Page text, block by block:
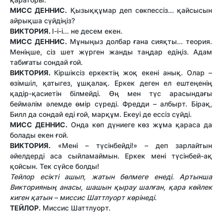
МИСС ДЕННИС. Қызыққұмар деп сөкпессіз... қайсысын
айрықша сүйдіңіз?
ВИКТОРИЯ. І-і-і... не десем екен.
МИСС ДЕННИС.Мұныңыз долбар ғана сияқты... теория.
Меніңше, сіз шет жүрген жанды таңдар едіңіз. Адам
табиғаты сондай ғой.
ВИКТОРИЯ. Кіршіксіз еркектің жоқ екені анық. Олар –
өзімшіл, қатыгез, ұшқалақ. Еркек деген ел ештеңенің
қадір-қасиетін білмейді. Өң мен түс арасындағы
беймәлім әлемде өмір сүреді. Фредди – албырт. Бірақ,
Билл да сондай еді ғой, марқұм. Екеуі де ессіз сүйді.
МИСС ДЕННИС.Онда көп дүниеге көз жұма қараса да
болады екен ғой.
ВИКТОРИЯ. «Мені – түсінбейді!» – деп зарлайтын
әйелдерді аса сыйламаймын. Еркек мені түсінбей-ақ
қойсын. Тек сүйсе болды!
Тейлор есікті ашып, жатын бөлмеге енеді. Артынша
Викторияның анасы, шашын қырау шалған, қара көйлек
киген қатын – миссис Шаттлуорт көрінеді.
ТЕЙЛОР. Миссис Шаттлуорт.